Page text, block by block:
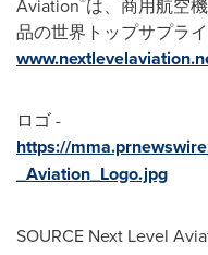
Aviation は、商用航空
品の世界トップサプラ
ロゴ -
https://
_Aviation_Logo.jpg
SOURCE Next Level